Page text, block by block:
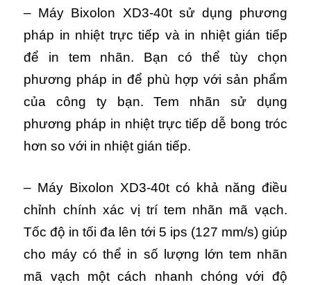
– Máy Bixolon XD3-40t sử dụng phương
pháp in nhiệt trực tiếp và in nhiệt gián tiếp
để in tem nhãn. Bạn có thể tùy chọn
phương pháp in để phù hợp với sản phẩm
của công ty bạn. Tem nhãn sử dụng
phương pháp in nhiệt trực tiếp dễ bong tróc
hơn so với in nhiệt gián tiếp.
– Máy Bixolon XD3-40t có khả năng điều
chỉnh chính xác vị trí tem nhãn mã vạch.
Tốc độ in tối đa lên tới 5 ips (127 mm/s) giúp
cho máy có thể in số lượng lớn tem nhãn
mã vạch một cách nhanh chóng với độ